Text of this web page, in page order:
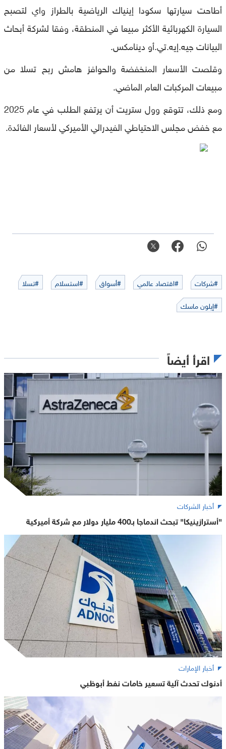
أطاحت سيارتها سكودا إينياك الرياضية بالطراز واي لتصبح
السيارة الكهربائية الأكثر مبيعا في المنطقة، وفقا لشركة أبحاث
البيانات جيه.إيه.تي.أو دينامكس.
وقلصت الأسعار المنخفضة والحوافز هامش ربح تسلا من
مبيعات المركبات العام الماضي.
ومع ذلك، تتوقع وول ستريت أن يرتفع الطلب في عام 2025
مع خفض مجلس الاحتياطي الفيدرالي الأميركي لأسعار الفائدة.
#شركات #اقتصاد عالمي #أسواق #استسلام
#تسلا
#إيلون ماسك
اقرأ أيضاً
أخبار الشركات
"أسترازينيكا" تبحث اندماجا بـ400 مليار دولار مع شركة أميركية
أخبار الإمارات
أدنوك تحدث آلية تسعير خامات نفط أبوظبي